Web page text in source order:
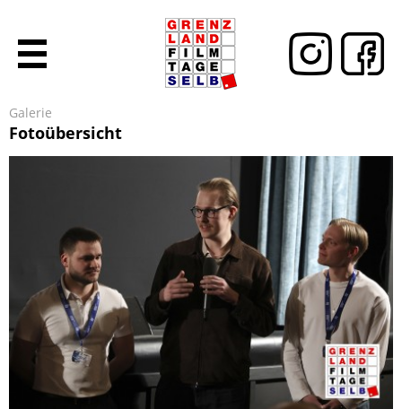
Galerie
Fotoübersicht